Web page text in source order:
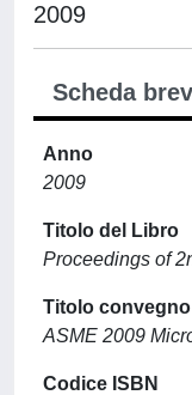
2009
Scheda
Anno
2009
Titolo del Libro
Proceedings of
Titolo convegno
ASME 2009
Codice ISBN